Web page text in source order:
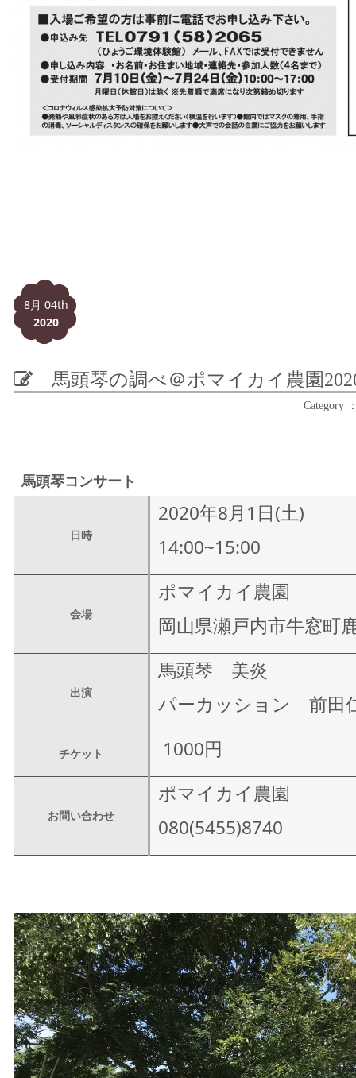
8月 04th
2020
馬頭琴の調べ＠ポマイカイ農園
Category
馬頭琴コンサート
日時
2020年8月1日(土)
14:00~15:00
会場
ポマイカイ農園
岡山県瀬戸内市牛窓町
出演
馬頭琴 美炎
パーカッション 前田
チケット 1000円
お問い合わせ
ポマイカイ農園
080(5455)8740